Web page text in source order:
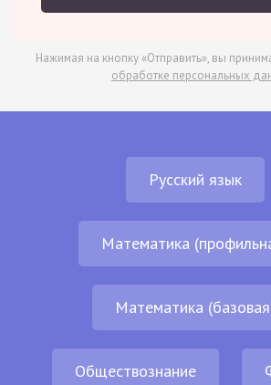
Нажимая на кнопку «Отправить», вы
обработке персональных
Русский язык
Математика
Математика
Обществознание